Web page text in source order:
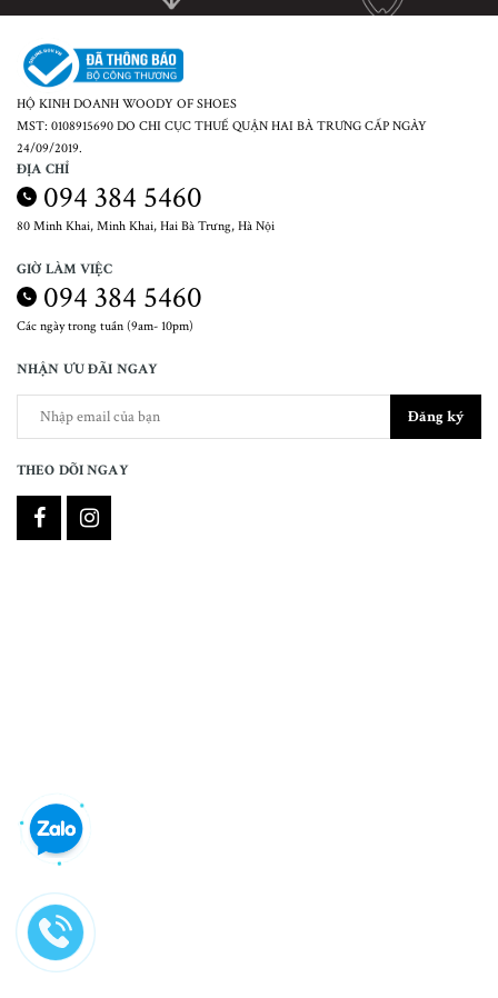
HỘ KINH DOANH WOODY OF SHOES
MST: 0108915690 DO CHI CỤC THUẾ QUẬN HAI BÀ TRƯNG CẤP NGÀY
24/09/2019.
ĐỊA CHỈ
094 384 5460
80 Minh Khai, Minh Khai, Hai Bà Trưng, Hà Nội
GIỜ LÀM VIỆC
094 384 5460
Các ngày trong tuần (9am- 10pm)
NHẬN ƯU ĐÃI NGAY
Đăng ký
THEO DÕI NGAY